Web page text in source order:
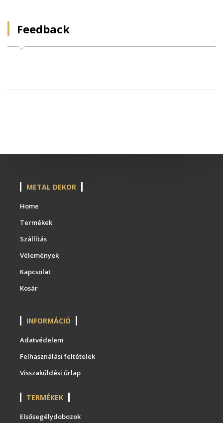
Feedback
METAL DEKOR
Home
Termékek
Szállítás
Vélemények
Kapcsolat
Kosár
INFORMÁCIÓ
Adatvédelem
Felhasználási feltételek
Visszaküldési űrlap
TERMÉKEK
Elsősegélydobozok